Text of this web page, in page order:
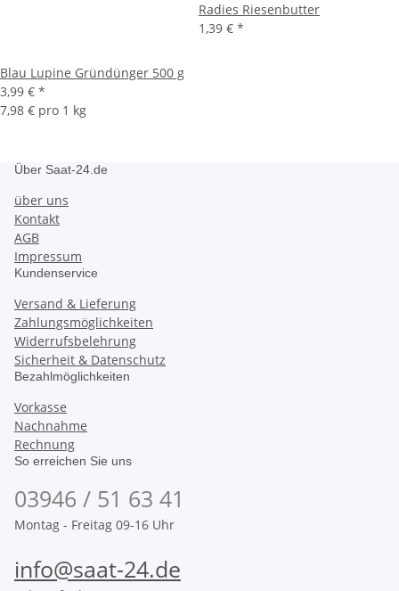
Blau Lupine Gründünger 500 g
3,99 € *
7,98 € pro 1 kg
Radies Riesenbutter
1,39 € *
Über Saat-24.de
über uns
Kontakt
AGB
Impressum
Kundenservice
Versand & Lieferung
Zahlungsmöglichkeiten
Widerrufsbelehrung
Sicherheit & Datenschutz
Bezahlmöglichkeiten
Vorkasse
Nachnahme
Rechnung
So erreichen Sie uns
03946 / 51 63 41
Montag - Freitag 09-16 Uhr
info@saat-24.de